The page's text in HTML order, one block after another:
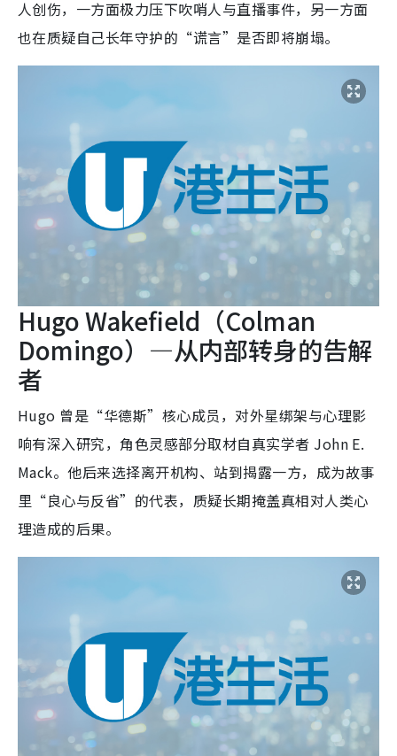
人创伤，一方面极力压下吹哨人与直播事件，另一方面
也在质疑自己长年守护的“谎言”是否即将崩塌。
Hugo Wakefield（Colman
Domingo）—从内部转身的告解
者
Hugo 曾是“华德斯”核心成员，对外星绑架与心理影
响有深入研究，角色灵感部分取材自真实学者 John E.
Mack。他后来选择离开机构、站到揭露一方，成为故事
里“良心与反省”的代表，质疑长期掩盖真相对人类心
理造成的后果。